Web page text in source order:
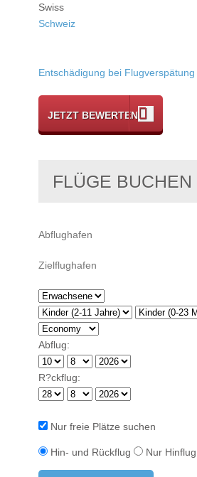
Swiss
Schweiz
Entschädigung bei Flugverspätung
JETZT BEWERTEN
FLÜGE BUCHEN
Abflug:
R?ckflug:
Nur freie Plätze suchen
Hin- und Rückflug Nur Hinflug